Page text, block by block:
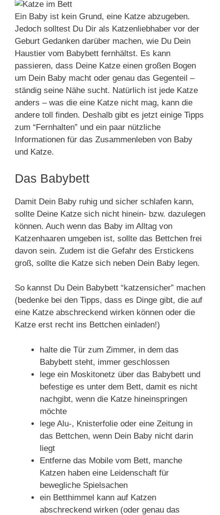
Ein Baby ist kein Grund, eine Katze abzugeben.
Jedoch solltest Du Dir als Katzenliebhaber vor der
Geburt Gedanken darüber machen, wie Du Dein
Haustier vom Babybett fernhältst. Es kann
passieren, dass Deine Katze einen großen Bogen
um Dein Baby macht oder genau das Gegenteil –
ständig seine Nähe sucht. Natürlich ist jede Katze
anders – was die eine Katze nicht mag, kann die
andere toll finden. Deshalb gibt es jetzt einige Tipps
zum “Fernhalten” und ein paar nützliche
Informationen für das Zusammenleben von Baby
und Katze.
Das Babybett
Damit Dein Baby ruhig und sicher schlafen kann,
sollte Deine Katze sich nicht hinein- bzw. dazulegen
können. Auch wenn das Baby im Alltag von
Katzenhaaren umgeben ist, sollte das Bettchen frei
davon sein. Zudem ist die Gefahr des Erstickens
groß, sollte die Katze sich neben Dein Baby legen.
So kannst Du Dein Babybett “katzensicher” machen
(bedenke bei den Tipps, dass es Dinge gibt, die auf
eine Katze abschreckend wirken können oder die
Katze erst recht ins Bettchen einladen!)
halte die Tür zum Zimmer, in dem das
Babybett steht, immer geschlossen
lege ein Moskitonetz über das Babybett und
befestige es unter dem Bett, damit es nicht
nachgibt, wenn die Katze hineinspringen
möchte
lege Alu-, Knisterfolie oder eine Zeitung in
das Bettchen, wenn Dein Baby nicht darin
liegt
Entferne das Mobile vom Bett, manche
Katzen haben eine Leidenschaft für
bewegliche Spielsachen
ein Betthimmel kann auf Katzen
abschreckend wirken (oder genau das